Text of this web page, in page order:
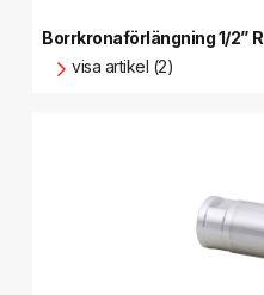
Borrkronaförlängning 1/2” R
visa artikel (2)